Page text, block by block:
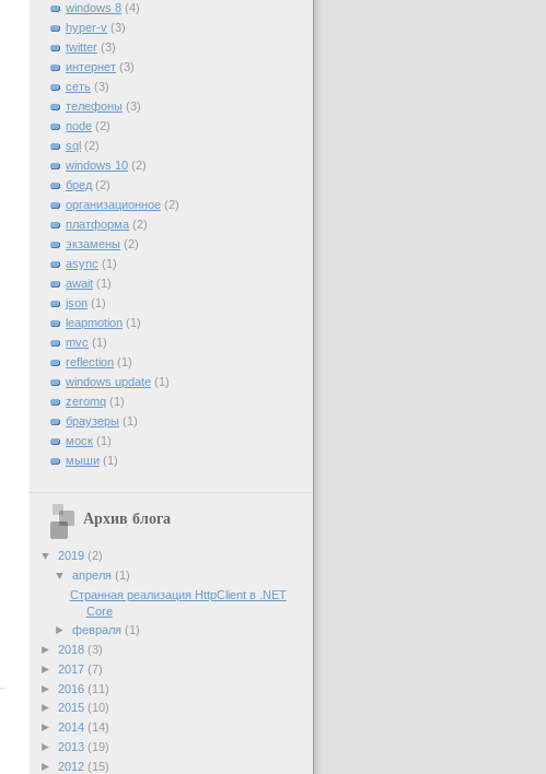
windows 8 (4)
hyper-v (3)
twitter (3)
интернет (3)
сеть (3)
телефоны (3)
node (2)
sql (2)
windows 10 (2)
бред (2)
организационное (2)
платформа (2)
экзамены (2)
async (1)
await (1)
json (1)
leapmotion (1)
mvc (1)
reflection (1)
windows update (1)
zeromq (1)
браузеры (1)
моск (1)
мыши (1)
Архив блога
▼ 2019 (2)
▼апреля(1)
Странная реализация HttpClient в .NET
Core
►февраля(1)
► 2018 (3)
► 2017 (7)
► 2016 (11)
► 2015 (10)
► 2014 (14)
► 2013 (19)
► 2012 (15)